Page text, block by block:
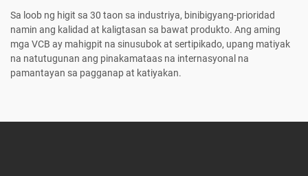
Sa loob ng higit sa 30 taon sa industriya, binibigyang-prioridad
namin ang kalidad at kaligtasan sa bawat produkto. Ang aming
mga VCB ay mahigpit na sinusubok at sertipikado, upang matiyak
na natutugunan ang pinakamataas na internasyonal na
pamantayan sa pagganap at katiyakan.